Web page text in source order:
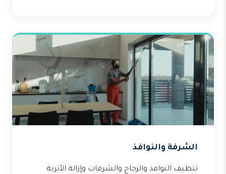
الشرفة والنوافذ
تنظيف النوافذ والزجاج والشرفات وإزالة الأتربة